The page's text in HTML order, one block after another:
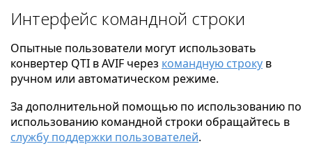
Интерфейс командной строки
Опытные пользователи могут использовать
конвертер QTI в AVIF через командную строку в
ручном или автоматическом режиме.
За дополнительной помощью по использованию по
использованию командной строки обращайтесь в
службу поддержки пользователей.